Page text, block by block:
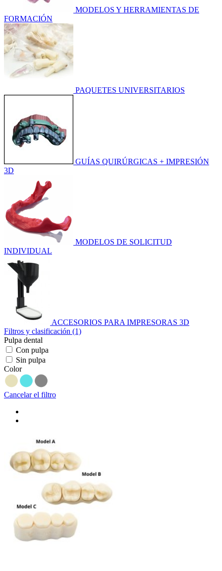
MODELOS Y HERRAMIENTAS DE
FORMACIÓN
PAQUETES UNIVERSITARIOS
GUÍAS QUIRÚRGICAS + IMPRESIÓN
3D
MODELOS DE SOLICITUD
INDIVIDUAL
ACCESORIOS PARA IMPRESORAS 3D
Filtros y clasificación (1)
Pulpa dental
Con pulpa
Sin pulpa
Color
Cancelar el filtro